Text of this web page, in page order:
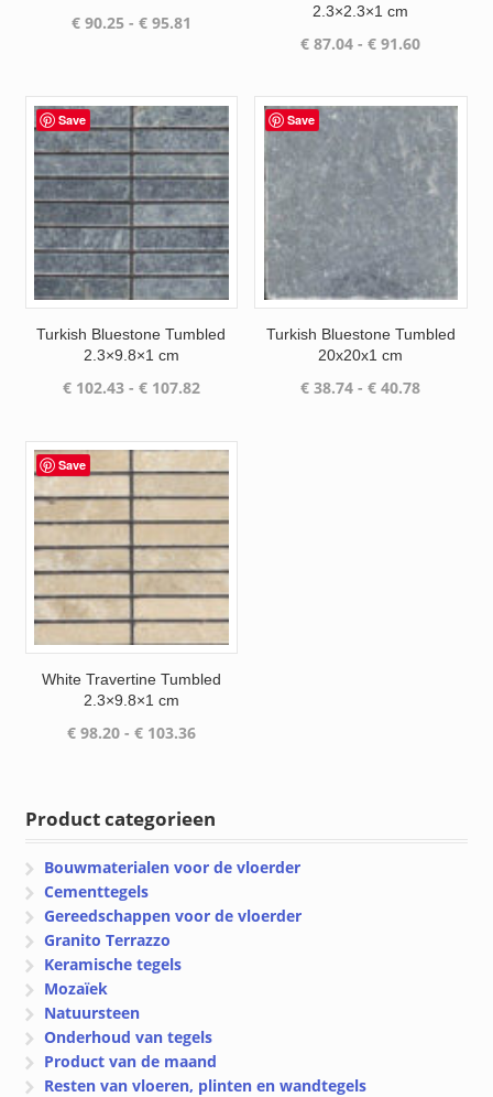
€90.25 - €95.81
€ 95.81
2.3×2.3×1 cm
€ 87.04 - € 91.60
€ 91.60
Save
Turkish Bluestone Tumbled
2.3×9.8×1 cm
€102.43 - €107.82Prijsklasse:
€ 107.82
Save
Turkish Bluestone Tumbled
20x20x1 cm
€ 38.74 - € 40.78
Save
White Travertine Tumbled
2.3×9.8×1 cm
€98.20 - €103.36Prijsklasse:
Product categorieen
Bouwmaterialen voor de vloerder
Cementtegels
Gereedschappen voor de vloerder
Granito Terrazzo
Keramische tegels
Mozaïek
Natuursteen
Onderhoud van tegels
Product van de maand
Resten van vloeren, plinten en wandtegels